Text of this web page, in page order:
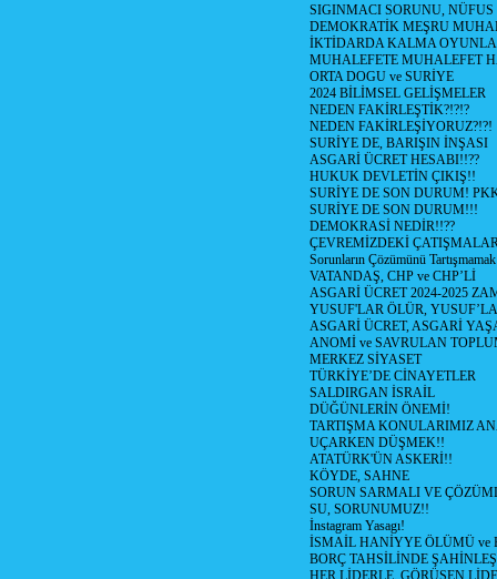
SIGINMACI SORUNU,
DEMOKRATİK MEŞRU
İKTİDARDA KALMA
MUHALEFETE MUHALEFET
ORTA DOGU ve SURİYE
2024 BİLİMSEL GELİŞMELER
NEDEN FAKİRLEŞTİK?!?!?
NEDEN FAKİRLEŞİYORUZ?!?!
SURİYE DE, BARIŞIN İNŞASI
ASGARİ ÜCRET HESABI!!??
HUKUK DEVLETİN ÇIKIŞ!!
SURİYE DE SON DURUM!
SURİYE DE SON DURUM!!!
DEMOKRASİ NEDİR!!??
ÇEVREMİZDEKİ
Sorunların Çözümünü
VATANDAŞ, CHP ve CHP’Lİ
ASGARİ ÜCRET 2024-2025
YUSUF'LAR ÖLÜR,
ASGARİ ÜCRET, ASGARİ
ANOMİ ve SAVRULAN
MERKEZ SİYASET
TÜRKİYE’DE CİNAYETLER
SALDIRGAN İSRAİL
DÜĞÜNLERİN ÖNEMİ!
TARTIŞMA KONULARIMIZ
UÇARKEN DÜŞMEK!!
ATATÜRK'ÜN ASKERİ!!
KÖYDE, SAHNE
SORUN SARMALI VE
SU, SORUNUMUZ!!
İnstagram Yasagı!
İSMAİL HANİYYE ÖLÜMÜ ve
BORÇ TAHSİLİNDE
HER LİDERLE, GÖRÜŞEN